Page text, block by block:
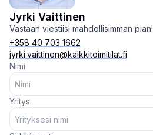
Jyrki Vaittinen
Vastaan viestiisi mahdollisimman pian!
+358 40 703 1662
jyrki.vaittinen@kaikkitoimitilat.fi
Nimi
Yritys